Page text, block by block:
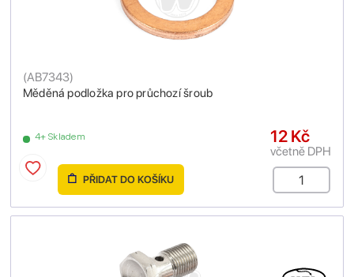
Měděná podložka pro průchozí šroub
(AB7343)
4+ Skladem 12 Kč
včetně DPH
PŘIDAT DO KOŠÍKU